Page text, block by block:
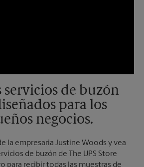
servicios de buzón
para los
negocios.
la empresaria Justine Woods y vea
de buzón de The UPS Store
para recibir todas las muestras de